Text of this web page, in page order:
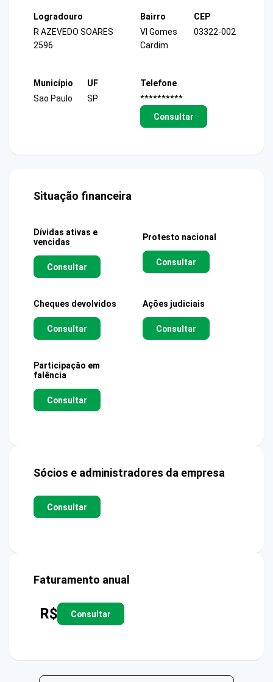
Logradouro
R AZEVEDO SOARES
2596
Bairro
Vl Gomes
Cardim
CEP
03322-002
Município
Sao Paulo
UF
SP
Telefone
**********
Consultar
Situação financeira
Dívidas ativas e
vencidas
Consultar
Protesto nacional
Consultar
Cheques devolvidos
Consultar
Ações judiciais
Consultar
Participação em
falência
Consultar
Sócios e administradores da empresa
Consultar
Faturamento anual
R$ Consultar